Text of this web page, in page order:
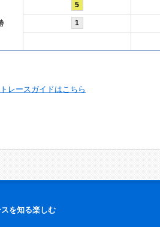
5
1
レースガイドはこちら
を知る楽しむ